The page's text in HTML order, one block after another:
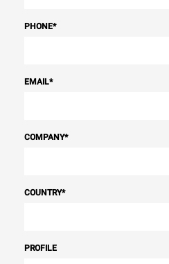
PHONE*
EMAIL*
COMPANY*
COUNTRY*
PROFILE